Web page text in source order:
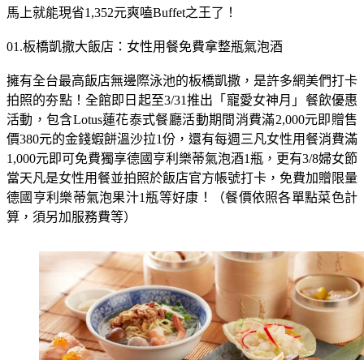
費爽拿整瓶氣泡酒，還有只要揪女生就能吃到飽大家都打折，
擁有全台最高飯店無邊際泳池的板橋凱撒，是許多網美們打卡
拍照的夯點！全館即日起至3/31推出「寵愛女神月」餐飲優惠
活動，包含Lotus蓮花泰式餐廳活動期間消費滿2,000元即贈售
價380元的金錢蝦餅溫沙拉1份，還有每週三凡女性用餐消費滿
1,000元即可免費獨享德國亨利樂蒂氣泡酒1瓶，更有3/8婦女節
當天凡是女性用餐並拍照於飯店官方帳號打卡，免費加贈限量
德國亨利樂蒂氣泡果汁1瓶等好康！（餐價依照各單點菜色計